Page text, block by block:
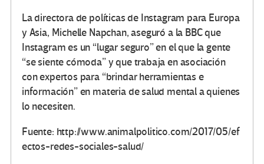
La directora de políticas de Instagram para Europa
y Asia, Michelle Napchan, aseguró a la BBC que
Instagram es un “lugar seguro” en el que la gente
“se siente cómoda” y que trabaja en asociación
con expertos para “brindar herramientas e
información” en materia de salud mental a quienes
lo necesiten.
Fuente: http://www.animalpolitico.com/2017/05/ef
ectos-redes-sociales-salud/